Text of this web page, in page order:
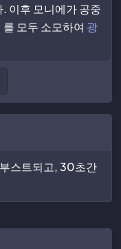
. 이후 모니에가 공중
를 모두 소모하여 광
스트되고, 30초간